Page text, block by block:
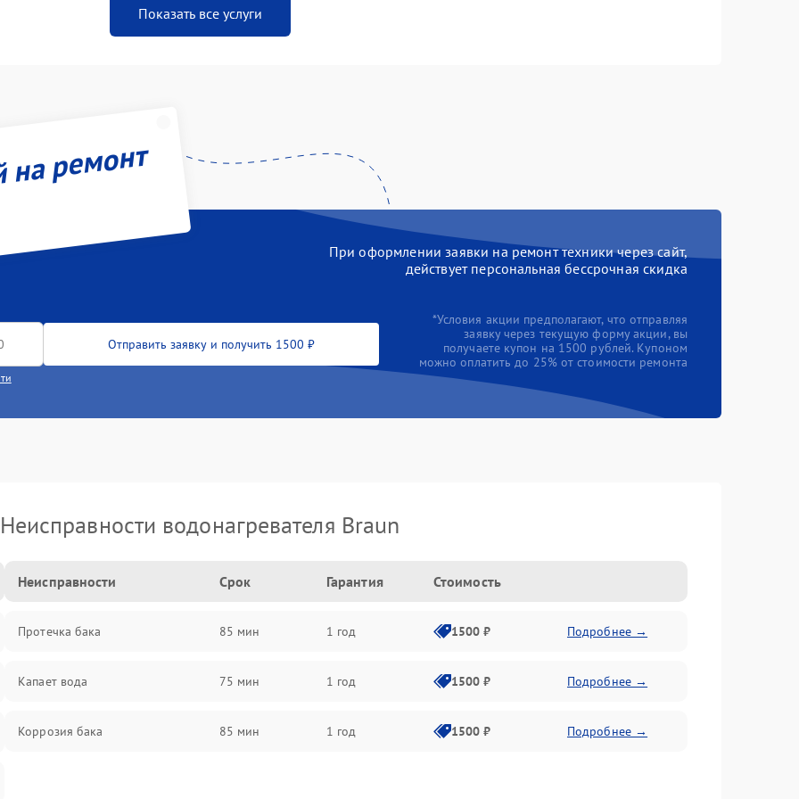
Показать все услуги
ремонт
При оформлении заявки на ремонт техники через сайт,
действует персональная бессрочная скидка
Отправить заявку и получить 1500 ₽
*Условия акции предполагают, что отправляя
заявку через текущую форму акции, вы
получаете купон на 1500 рублей. Купоном
можно оплатить до 25% от стоимости ремонта
Неисправности водонагревателя Braun
Неисправности Срок Гарантия Стоимость
Протечка бака 85 мин 1 год 1500 ₽ Подробнее →
Капает вода 75 мин 1 год 1500 ₽ Подробнее →
Коррозия бака 85 мин 1 год 1500 ₽ Подробнее →